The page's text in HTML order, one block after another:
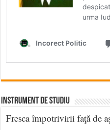
INSTRUMENT DE STUDIU
Fresca împotrivirii faţă de